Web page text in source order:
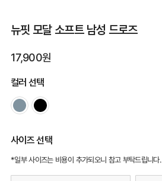
뉴핏 모달 소프트 남성 드로즈
17,900원
컬러 선택
사이즈 선택
*일부 사이즈는 비용이 추가되오니 참고 부탁드립니다.